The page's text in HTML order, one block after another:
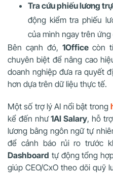
Tra cứu phiếu lương
động kiểm tra phiếu
của mình ngay trên
Bên cạnh đó, 1Office còn
chuyên biệt để nâng cao
doanh nghiệp đưa ra quyết
hơn dựa trên dữ liệu thực tế.
Một số trợ lý AI nổi bật trong
kể đến như1AI Salary, hỗ
lương bằng ngôn ngữ tự
để cảnh báo rủi ro trước
Dashboard tự động tổng
giúp CEO/CxO theo dõi quỹ